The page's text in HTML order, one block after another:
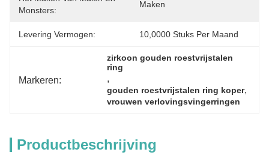
Monsters:
Maken
Levering Vermogen: 10,0000 Stuks Per Maand
Markeren:
zirkoon gouden roestvrijstalen
ring
,
gouden roestvrijstalen ring koper
vrouwen verlovingsvingerringen
Productbeschrijving